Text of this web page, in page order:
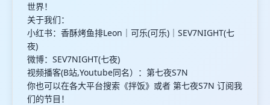
世界！
关于我们：
小红书：香酥烤鱼排Leon｜可乐(可乐)｜SEV7NIGHT(七
夜)
微博：SEV7NIGHT(七夜)
视频播客(B站,Youtube同名）：第七夜S7N
你也可以在各大平台搜索《拌饭》或者 第七夜S7N 订阅我
们的节目！